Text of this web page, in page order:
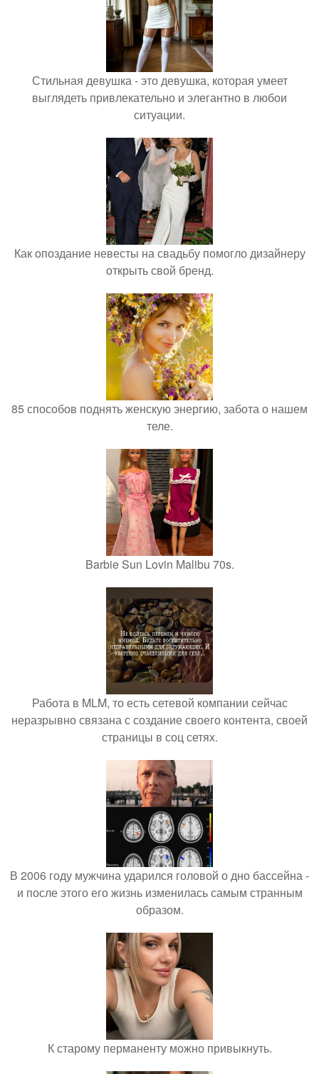
Стильная девушка - это девушка, которая умеет
выглядеть привлекательно и элегантно в любои
ситуации.
Как опоздание невесты на свадьбу помогло дизайнеру
открыть свой бренд.
85 способов поднять женскую энергию, забота о нашем
теле.
Barbie Sun Lovin Malibu 70s.
Работа в MLM, то есть сетевой компании сейчас
неразрывно связана с создание своего контента, своей
страницы в соц сетях.
В 2006 году мужчина ударился головой о дно бассейна -
и после этого его жизнь изменилась самым странным
образом.
К старому перманенту можно привыкнуть.